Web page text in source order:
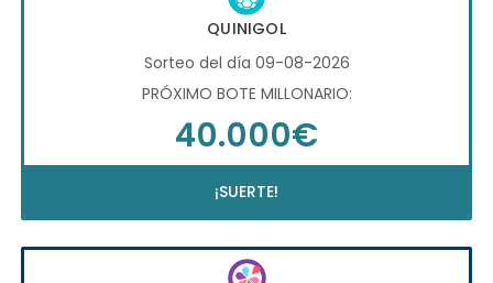
QUINIGOL
Sorteo del día 09-08-2026
PRÓXIMO BOTE MILLONARIO:
40.000€
¡SUERTE!